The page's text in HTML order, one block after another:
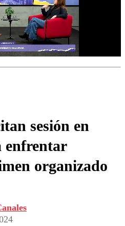
sesión en
enfrentar
organizado